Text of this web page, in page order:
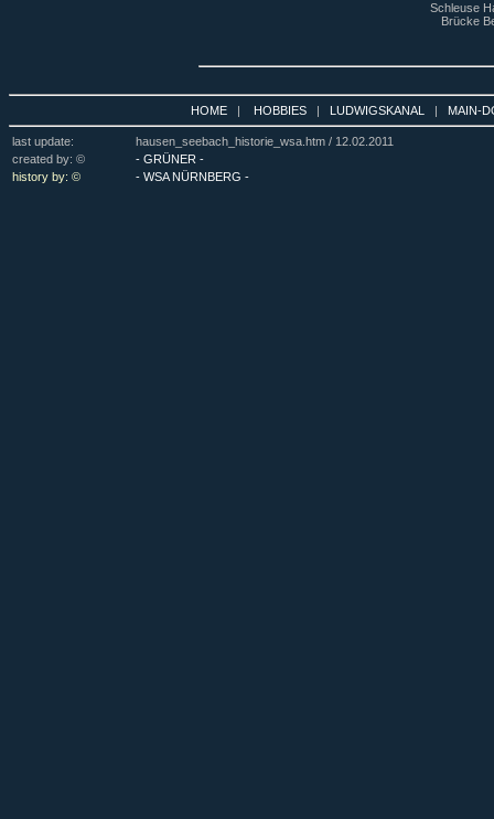
Schleuse
Brücke
HOME | HOBBIES | LUDWIGSKANAL | MAIN-
last update: hausen_seebach_historie_wsa.htm / 12.02.2011
created by: ©
- GRÜNER -
history by: ©
- WSA NÜRNBERG -